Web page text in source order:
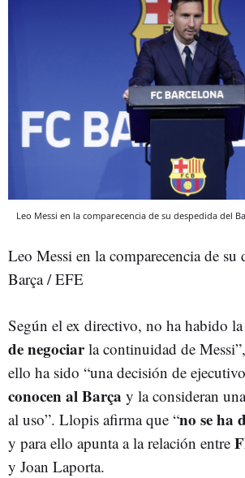
Leo Messi en la comparecencia de su despedida del
Leo Messi en la comparecencia de su
Barça / EFE
Según el ex directivo, no ha habido la
de negociarla continuidad de
ello ha sido “una decisión de
conocen al Barça y la consideran
al uso”. Llopis afirma que “no se ha
y para ello apunta a la relación entre
y Joan Laporta.